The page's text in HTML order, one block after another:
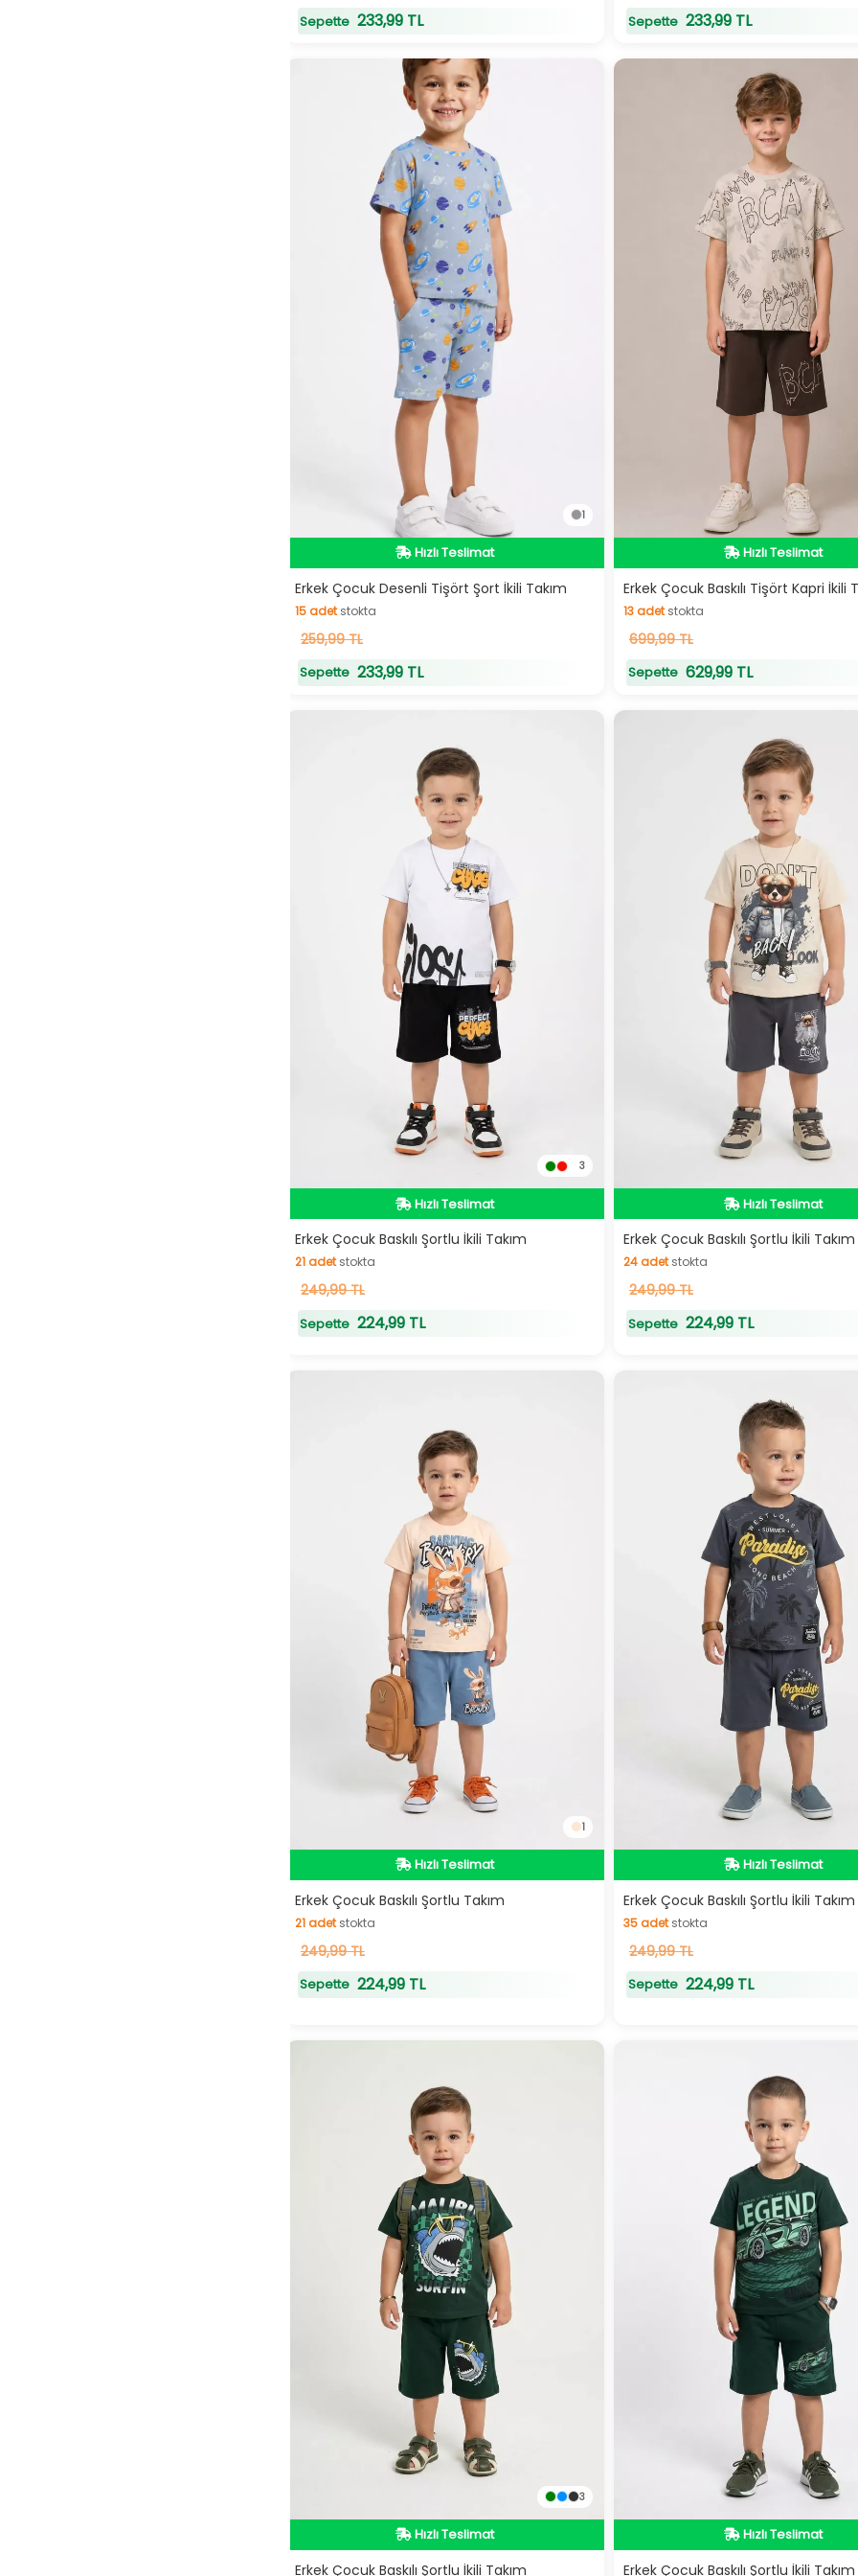
Sepette233,99 TL Sepette233,99 TL
1
Hızlı Teslimat
Hızlı Teslimat
Erkek Çocuk Desenli Tişört Şort İkili Takım
15adetstokta
15adetstokta
259,99 TL
Sepette233,99 TL
Hızlı Teslimat
Hızlı Teslimat
Erkek Çocuk Baskılı Tişört Kapri İkili
13adetstokta
13adetstokta
699,99 TL
Sepette629,99 TL
3
Hızlı Teslimat
Hızlı Teslimat
Erkek Çocuk Baskılı Şortlu İkili Takım
21adetstokta
21adetstokta
249,99 TL
Sepette224,99 TL
Hızlı Teslimat
Hızlı Teslimat
Erkek Çocuk Baskılı Şortlu İkili Takım
24adetstokta
24adetstokta
249,99 TL
Sepette224,99 TL
1
Hızlı Teslimat
Hızlı Teslimat
Erkek Çocuk Baskılı Şortlu Takım
21adetstokta
21adetstokta
249,99 TL
Sepette224,99 TL
Hızlı Teslimat
Hızlı Teslimat
Erkek Çocuk Baskılı Şortlu İkili Takım
35adetstokta
35adetstokta
249,99 TL
Sepette224,99 TL
3
İndirimli Ürün
Hızlı Teslimat
Erkek Çocuk Baskılı Şortlu İkili Takım
Hızlı Teslimat
Hızlı Teslimat
Erkek Çocuk Baskılı Şortlu İkili Takım